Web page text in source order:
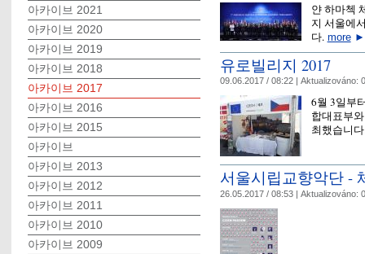
얀 하마첵
지 서울에
다. more►
유로빌리지 2017
09.06.2017 / 08:22 | Aktualizováno:
6월 3일부
합대표부
최했습니
서울시립교향악단 -
26.05.2017 / 08:53 | Aktualizováno:
아카이브 2021
아카이브 2020
아카이브 2019
아카이브 2018
아카이브 2017
아카이브 2016
아카이브 2015
아카이브
아카이브 2013
아카이브 2012
아카이브 2011
아카이브 2010
아카이브 2009